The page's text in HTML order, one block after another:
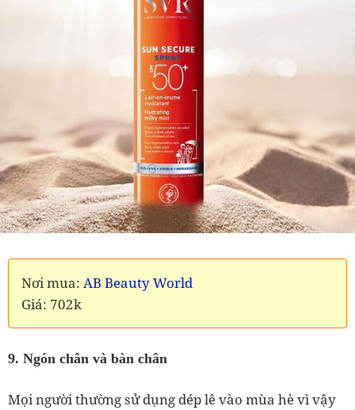
Nơi mua: AB Beauty World
Giá: 702k
9. Ngón chân và bàn chân
Mọi người thường sử dụng dép lê vào mùa hè vì vậy